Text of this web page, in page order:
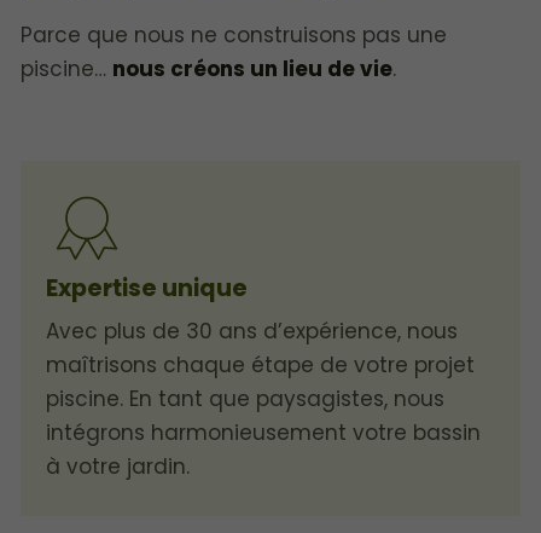
Parce que nous ne construisons pas une
piscine… nous créons un lieu de vie.
Expertise unique
Avec plus de 30 ans d’expérience, nous
maîtrisons chaque étape de votre projet
piscine. En tant que paysagistes, nous
intégrons harmonieusement votre bassin
à votre jardin.